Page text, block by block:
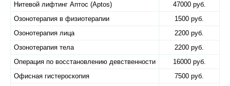
Нитевой лифтинг Аптос (Aptos)
47000 руб.
Озонотерапия в физиотерапии
1500 руб.
Озонотерапия лица
2200 руб.
Озонотерапия тела
2200 руб.
Операция по восстановлению девственности
16000 руб.
Офисная гистероскопия
7500 руб.